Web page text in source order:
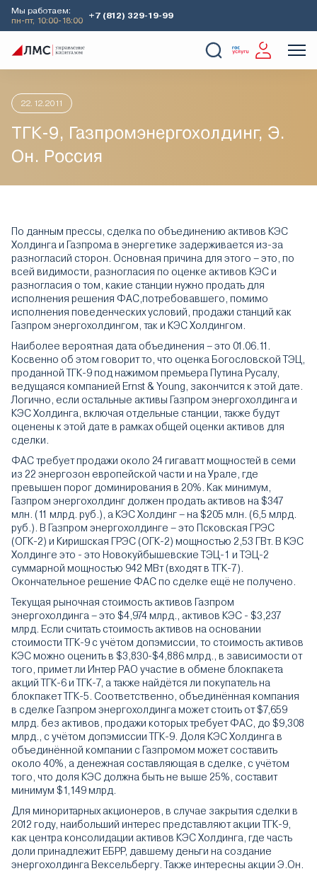
Мы работаем:
пн-пт, 10:00-18:00
+7 (812) 329-19-99
Главная Аналитика
22.12.2011
ТГК-9, Газпромэнергохолдинг, Э.
Он. Россия
По данным прессы, сделка по объединению активов КЭС
Холдинга и Газпрома в энергетике задерживается из-за
разногласий сторон. Основная причина для этого – это, по
всей видимости, разногласия по оценке активов КЭС и
разногласия о том, какие станции нужно продать для
исполнения решения ФАС,потребовавшего, помимо
исполнения поведенческих условий, продажи станций как
Газпром энергохолдингом, так и КЭС Холдингом.
Наиболее вероятная дата объединения – это 01.06.11.
Косвенно об этом говорит то, что оценка Богословской ТЭЦ,
проданной ТГК-9 под нажимом премьера Путина Русалу,
ведущаяся компанией Ernst & Young, закончится к этой дате.
Логично, если остальные активы Газпром энергохолдинга и
КЭС Холдинга, включая отдельные станции, также будут
оценены к этой дате в рамках общей оценки активов для
сделки.
ФАС требует продажи около 24 гигаватт мощностей в семи
из 22 энергозон европейской части и на Урале, где
превышен порог доминирования в 20%. Как минимум,
Газпром энергохолдинг должен продать активов на $347
млн. (11 млрд. руб.), а КЭС Холдинг – на $205 млн. (6,5 млрд.
руб.). В Газпром энергохолдинге – это Псковская ГРЭС
(ОГК-2) и Киришская ГРЭС (ОГК-2) мощностью 2,53 ГВт. В КЭС
Холдинге это - это Новокуйбышевские ТЭЦ-1 и ТЭЦ-2
суммарной мощностью 942 МВт (входят в ТГК-7).
Окончательное решение ФАС по сделке ещё не получено.
Текущая рыночная стоимость активов Газпром
энергохолдинга – это $4,974 млрд., активов КЭС - $3,237
млрд. Если считать стоимость активов на основании
стоимости ТГК-9 с учётом допэмиссии, то стоимость активов
КЭС можно оценить в $3,830-$4,886 млрд., в зависимости от
того, примет ли Интер РАО участие в обмене блокпакета
акций ТГК-6 и ТГК-7, а также найдётся ли покупатель на
блокпакет ТГК-5. Соответственно, объединённая компания
в сделке Газпром энергохолдинга может стоить от $7,659
млрд. без активов, продажи которых требует ФАС, до $9,308
млрд., с учётом допэмиссии ТГК-9. Доля КЭС Холдинга в
объединённой компании с Газпромом может составить
около 40%, а денежная составляющая в сделке, с учётом
того, что доля КЭС должна быть не выше 25%, составит
минимум $1,149 млрд.
Для миноритарных акционеров, в случае закрытия сделки в
2012 году, наибольший интерес представляют акции ТГК-9,
как центра консолидации активов КЭС Холдинга, где часть
доли принадлежит ЕБРР, давшему деньги на создание
энергохолдинга Вексельбергу. Также интересны акции Э.Он.